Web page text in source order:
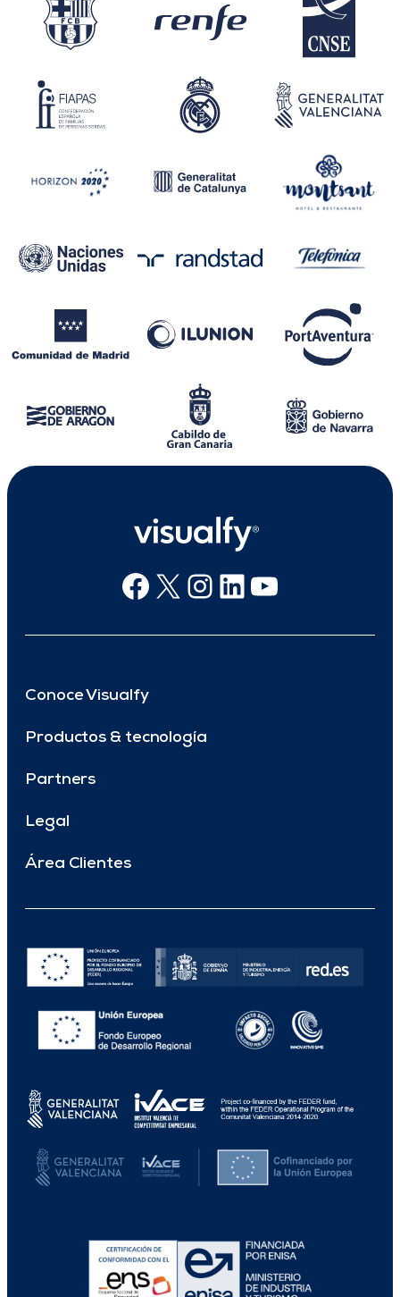
Facebook
X Instagram
Linkedin
Youtube
Conoce Visualfy
Productos & tecnología
Partners
Legal
Área Clientes